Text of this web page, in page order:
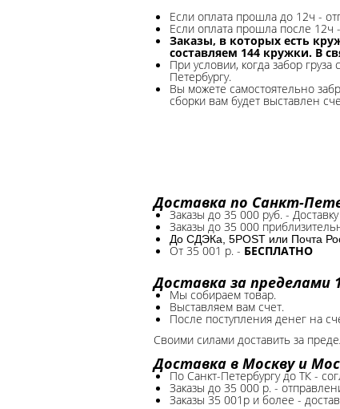
Если оплата прошла до 12ч -
Если оплата прошла после 12ч
Заказы, в которых есть
составляем 144 кружки. В
При условии, когда забор
Петербургу.
Вы можете самостоятельно
сборки вам будет выставлен
Доставка по Санкт-
Заказы до 35 000 руб. -
Заказы до 35 000
До СДЭКа, 5POST или Почта
От 35 001 р. - БЕСПЛАТНО
Доставка за пределами
Мы собираем товар.
Выставляем вам счет.
После поступления денег на
Своими силами доставить за
Доставка в Москву и
По Санкт-Петербургу до ТК -
Заказы до 35 000 р. -
Заказы 35 001р и более -